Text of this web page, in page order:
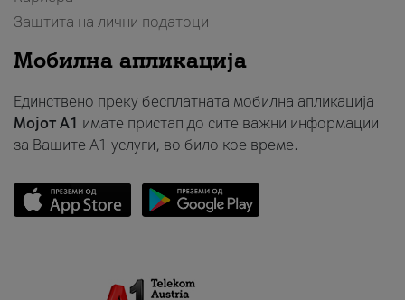
Заштита на лични податоци
Мобилна апликација
Единствено преку бесплатната мобилна апликација
Мојот A1 имате пристап до сите важни информации
за Вашите A1 услуги, во било кое време.